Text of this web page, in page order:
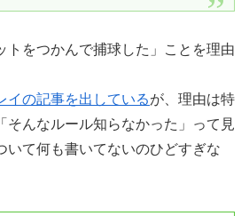
トをつかんで捕球した」ことを理由
イの記事を出しているが、理由は特
そんなルール知らなかった」って見
いて何も書いてないのひどすぎな